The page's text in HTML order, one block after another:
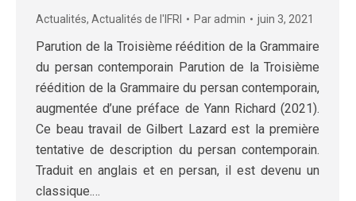
Actualités, Actualités de l'IFRI Par admin juin 3, 2021
Parution de la Troisième réédition de la Grammaire
du persan contemporain Parution de la Troisième
réédition de la Grammaire du persan contemporain,
augmentée d’une préface de Yann Richard (2021).
Ce beau travail de Gilbert Lazard est la première
tentative de description du persan contemporain.
Traduit en anglais et en persan, il est devenu un
classique.…